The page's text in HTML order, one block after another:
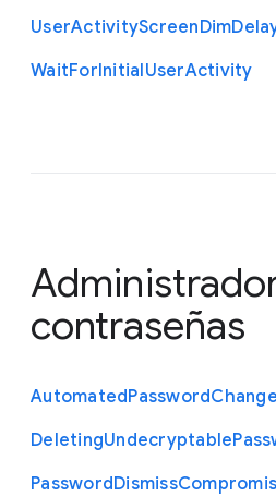
UserActivityScreenDim
WaitForInitialUserActivity
contraseñas
AutomatedPasswordChange
DeletingUndecryptable
PasswordDismiss